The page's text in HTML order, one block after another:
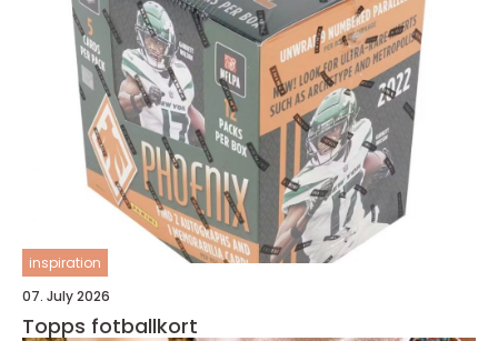
inspiration
07. July 2026
Topps fotballkort